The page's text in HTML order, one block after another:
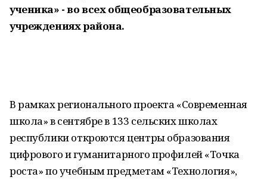
ученика» - во всех общеобразовательных
учреждениях района.
В рамках регионального проекта «Современная
школа» в сентябре в 133 сельских школах
республики откроются центры образования
цифрового и гуманитарного профилей «Точка
роста» по учебным предметам «Технология»,